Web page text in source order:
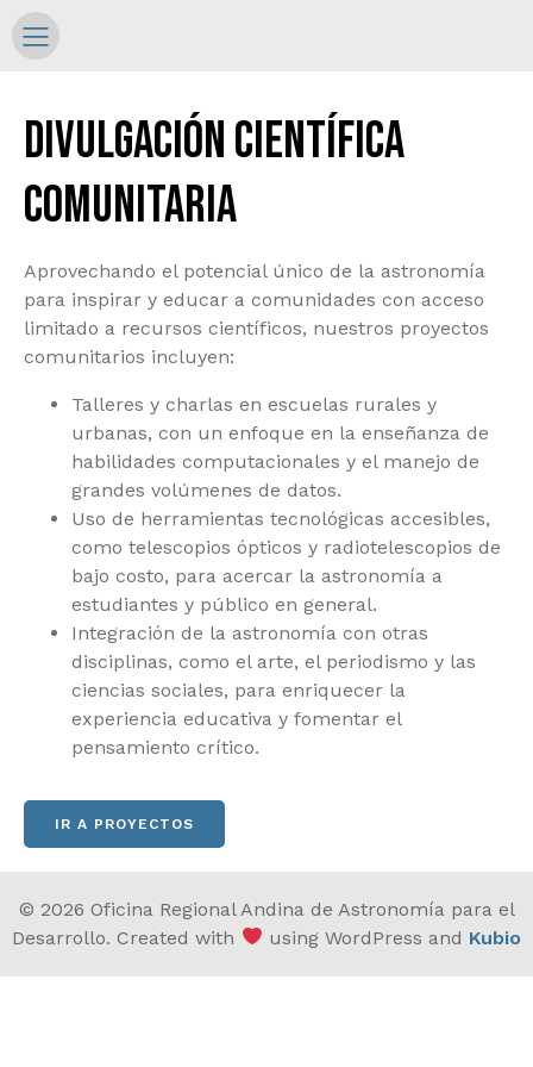
Divulgación científica
comuniTARIA
Aprovechando el potencial único de la astronomía
para inspirar y educar a comunidades con acceso
limitado a recursos científicos, nuestros proyectos
comunitarios incluyen:
Talleres y charlas en escuelas rurales y
urbanas, con un enfoque en la enseñanza de
habilidades computacionales y el manejo de
grandes volúmenes de datos.
Uso de herramientas tecnológicas accesibles,
como telescopios ópticos y radiotelescopios de
bajo costo, para acercar la astronomía a
estudiantes y público en general.
Integración de la astronomía con otras
disciplinas, como el arte, el periodismo y las
ciencias sociales, para enriquecer la
experiencia educativa y fomentar el
pensamiento crítico.
IR A PROYECTOS
© 2026 Oficina Regional Andina de Astronomía para el
Desarrollo. Created with
using WordPress and Kubio